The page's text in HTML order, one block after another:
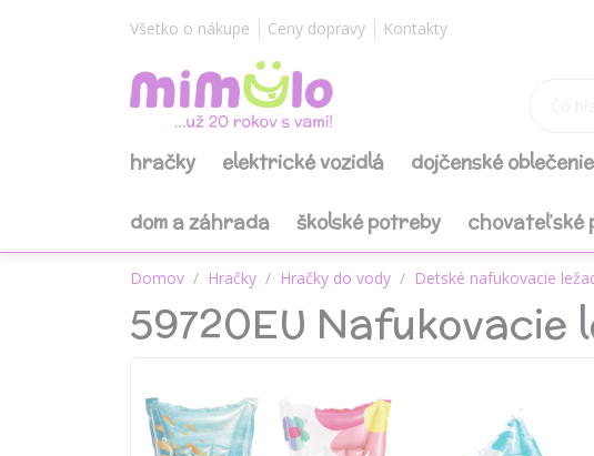
Všetko o nákupe Ceny dopravy Kontakty
hračky elektrické vozidlá dojčenské oblečenie
dom a záhrada školské potreby chovateľské
Domov Hračky Hračky do vody Detské nafukovacie
59720EU Nafukovacie